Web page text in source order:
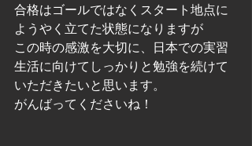
合格はゴールではなくスタート地点に
ようやく立てた状態になりますが
この時の感激を大切に、日本での実習
生活に向けてしっかりと勉強を続けて
いただきたいと思います。
がんばってくださいね！